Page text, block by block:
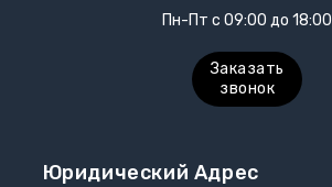
Пн-Пт с 09:00 до 18:00
Заказать
звонок
Юридический Адрес